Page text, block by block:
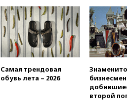
Самая трендовая
обувь лета – 2026
второй